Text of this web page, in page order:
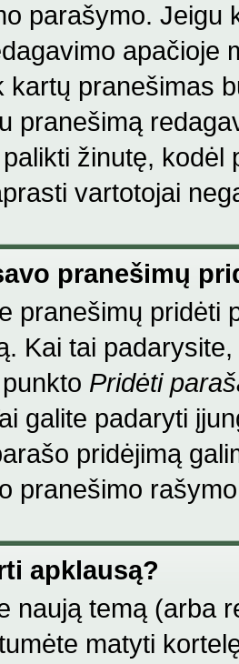
parašymo. Jeigu
apačioje
kartų pranešimas
pranešimą
žinutę, kodėl
vartotojai
pranešimų
pranešimų pridėti
Kai tai
Pridėti
galite padaryti
pridėjimą
pranešimo
apklausą?
naują temą (arba
matyti